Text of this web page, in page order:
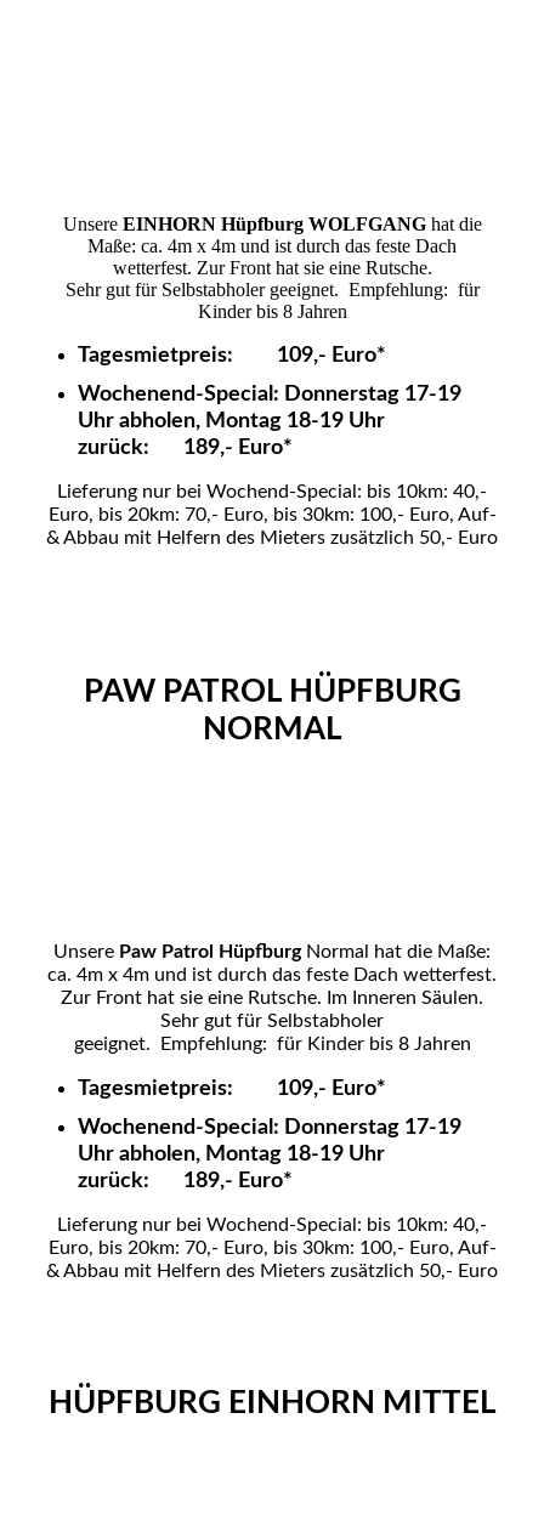
UnsereEINHORN Hüpfburg WOLFGANGhat die
Maße: ca. 4m x 4m und ist durch das feste Dach
wetterfest. Zur Front hat sie eine Rutsche.
Sehr gut für Selbstabholer geeignet. Empfehlung: für
Kinder bis 8 Jahren
Tagesmietpreis: 109,- Euro*
Wochenend-Special: Donnerstag 17-19
Uhr abholen, Montag 18-19 Uhr
zurück: 189,- Euro*
Lieferung nur bei Wochend-Special: bis 10km: 40,-
Euro, bis 20km: 70,- Euro, bis 30km: 100,- Euro, Auf-
& Abbau mit Helfern des Mieters zusätzlich 50,- Euro
PAW PATROL HÜPFBURG
NORMAL
Unsere Paw Patrol HüpfburgNormal hat die Maße:
ca. 4m x 4m und ist durch das feste Dach wetterfest.
Zur Front hat sie eine Rutsche. Im Inneren Säulen.
Sehr gut für Selbstabholer
geeignet. Empfehlung: für Kinder bis 8 Jahren
Tagesmietpreis: 109,- Euro*
Wochenend-Special: Donnerstag 17-19
Uhr abholen, Montag 18-19 Uhr
zurück: 189,- Euro*
Lieferung nur bei Wochend-Special: bis 10km: 40,-
Euro, bis 20km: 70,- Euro, bis 30km: 100,- Euro, Auf-
& Abbau mit Helfern des Mieters zusätzlich 50,- Euro
HÜPFBURG EINHORN MITTEL